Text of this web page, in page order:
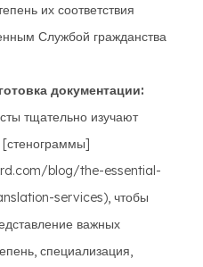
их соответствия
Службой гражданства
документации:
тщательно изучают
blog/the-essential-
services), чтобы
важных
специализация,